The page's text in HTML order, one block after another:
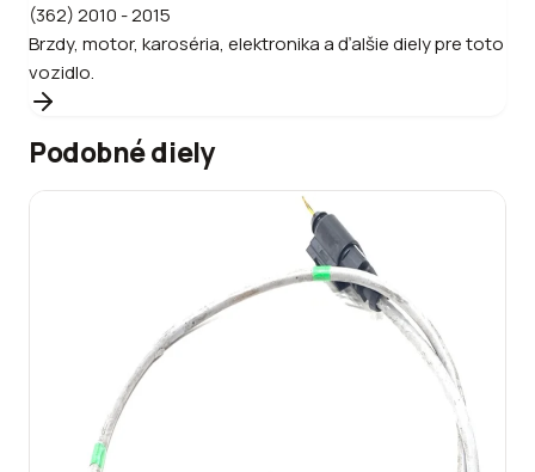
(362) 2010 - 2015
Brzdy, motor, karoséria, elektronika a ďalšie diely pre toto
vozidlo.
Podobné diely